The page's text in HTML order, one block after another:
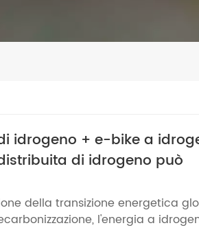
idrogeno + e-bike a
di idrogeno può
mobilità a zero emissioni
della transizione energetica
l'energia a